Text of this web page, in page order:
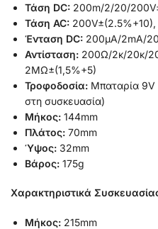
Τάση DC: 200m/2/20/
Τάση AC:
Ένταση DC: 200μΑ/2mA/
Αντίσταση: 200Ω/2κ/20κ/
2ΜΩ±(1,5%+5)
Τροφοδοσία: Μπαταρία 9V
στη συσκευασία)
Μήκος: 144mm
Πλάτος: 70mm
Ύψος: 32mm
Βάρος: 175g
Χαρακτηριστικά
Μήκος: 215mm